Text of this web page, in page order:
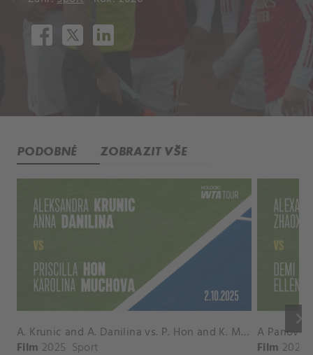
PODOBNÉ ZOBRAZIT VŠE
keyboard_arrow_right
A. Krunic and A. Danilina vs. P. Hon and K. Muchova Match Highlights - BEIJING_Capital Group Diamond ( October 02, 2025)
Film 2025 Sport Film 2026